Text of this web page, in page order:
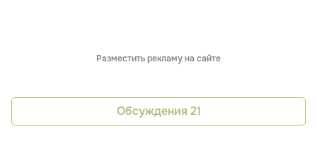
Разместить рекламу на сайте
Обсуждения 21